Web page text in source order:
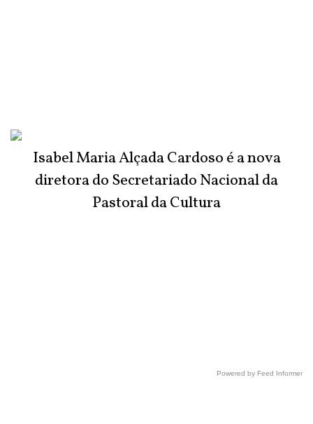
Isabel Maria Alçada Cardoso é a nova
diretora do Secretariado Nacional da
Pastoral da Cultura
Powered by Feed Informer